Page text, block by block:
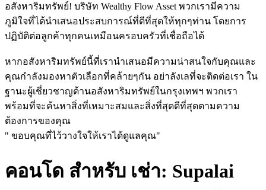
อสังหาริมทรัพย์! บริษัท Wealthy Flow Asset พวกเรามีความ
ภูมิใจที่ได้นำเสนอประสบการณ์ที่ดีที่สุดให้ทุกๆท่าน โดยการ
ปฏิบัติต่อลูกค้าทุกคนเหมือนครอบครัวที่เชื่อถือได้
หากอสังหาริมทรัพย์นี้ที่เรานำเสนอมีความน่าสนใจกับคุณและ
คุณกำลังมองหาตัวเลือกที่คล้ายๆกัน อย่าลังเลที่จะติดต่อเรา ใน
ฐานะผู้เชี่ยวชาญด้านอสังหาริมทรัพย์ในกรุงเทพฯ พวกเรา
พร้อมที่จะค้นหาสิ่งที่เหมาะสมและสิ่งที่สุดดีที่สุดตามความ
ต้องการของคุณ
" ขอบคุณที่ไว้วางใจให้เราได้ดูแลคุณ"
คอนโด สำหรับ เช่า: Supalai